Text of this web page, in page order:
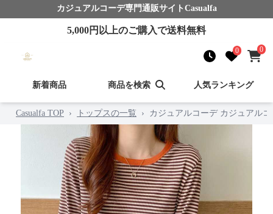
カジュアルコーデ専門通販サイト Casualfa
5,000円以上のご購入で送料無料
0 0
新着商品 商品を検索 人気ランキング
Casualfa TOP › トップスの一覧 › カジュアルコーデ カジュアル